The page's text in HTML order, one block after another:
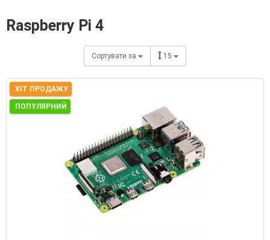
Raspberry Pi 4
Сортувати за 15
ХІТ ПРОДАЖУ
ПОПУЛЯРНИЙ